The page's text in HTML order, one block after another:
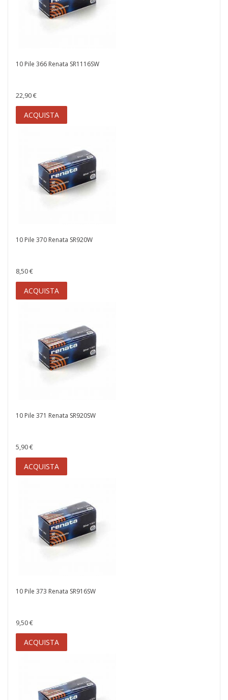
10 Pile 366 Renata SR1116SW
22,90 €
ACQUISTA
10 Pile 370 Renata SR920W
8,50 €
ACQUISTA
10 Pile 371 Renata SR920SW
5,90 €
ACQUISTA
10 Pile 373 Renata SR916SW
9,50 €
ACQUISTA